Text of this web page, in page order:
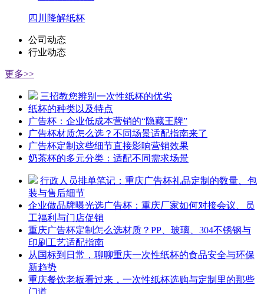
四川降解纸杯
公司动态
行业动态
更多>>
三招教您辨别一次性纸杯的优劣
纸杯的种类以及特点
广告杯：企业低成本营销的“隐藏王牌”
广告杯材质怎么选？不同场景适配指南来了
广告杯定制这些细节直接影响营销效果
奶茶杯的多元分类：适配不同需求场景
行政人员排单笔记：重庆广告杯礼品定制的数量、包
装与售后细节
企业做品牌曝光选广告杯：重庆厂家如何对接会议、员
工福利与门店促销
重庆广告杯定制怎么选材质？PP、玻璃、304不锈钢与
印刷工艺适配指南
从国标到日常，聊聊重庆一次性纸杯的食品安全与环保
新趋势
重庆餐饮老板看过来，一次性纸杯选购与定制里的那些